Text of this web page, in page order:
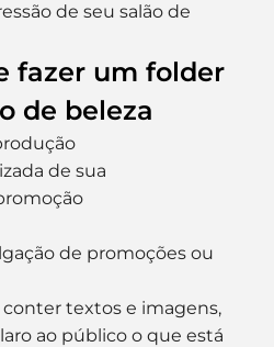
de seu salão de
fazer um folder
de beleza
de sua
de promoções ou
textos e imagens,
ao público o que está